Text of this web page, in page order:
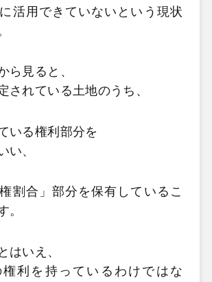
活用できていないという現状
ら見ると、
されている土地のうち、
いる権利部分を
い、
権割合」部分を保有しているこ
。
はいえ、
利を持っているわけではな